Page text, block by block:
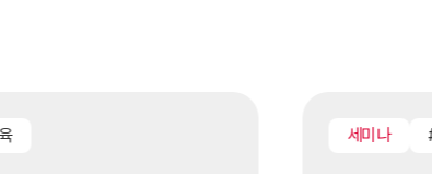
세미나